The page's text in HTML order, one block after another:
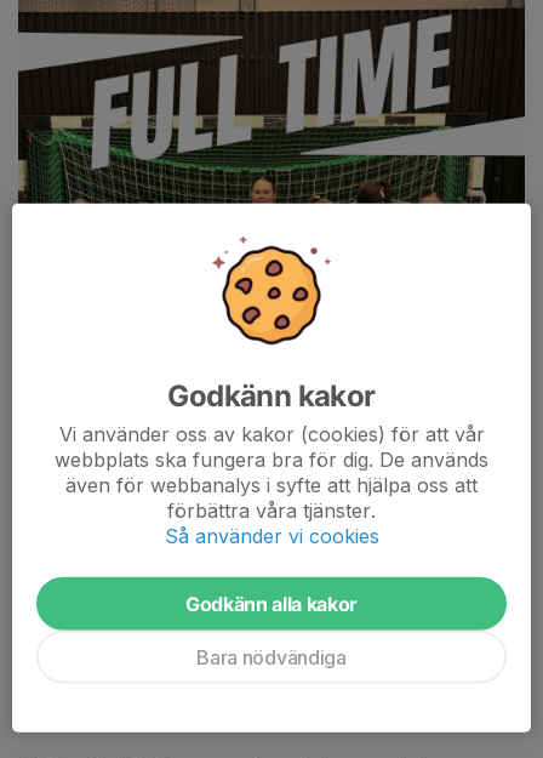
Vi fortsatte vår imponerande segersvit när vi gästade IFK
Nyköping och tog en klar28–19-seger, vårsjunde rakai
serien. Med vinsten befäster vi ävenförstaplatsen i Dam 3
Godkänn kakor
Vi använder oss av kakor (cookies) för att vår
webbplats ska fungera bra för dig. De används
även för webbanalys i syfte att hjälpa oss att
förbättra våra tjänster.
Så använder vi cookies
Godkänn alla kakor
Bara nödvändiga